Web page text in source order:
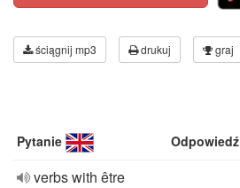
ściągnij mp3 drukuj graj
Pytanie Odpowiedź
verbs with être